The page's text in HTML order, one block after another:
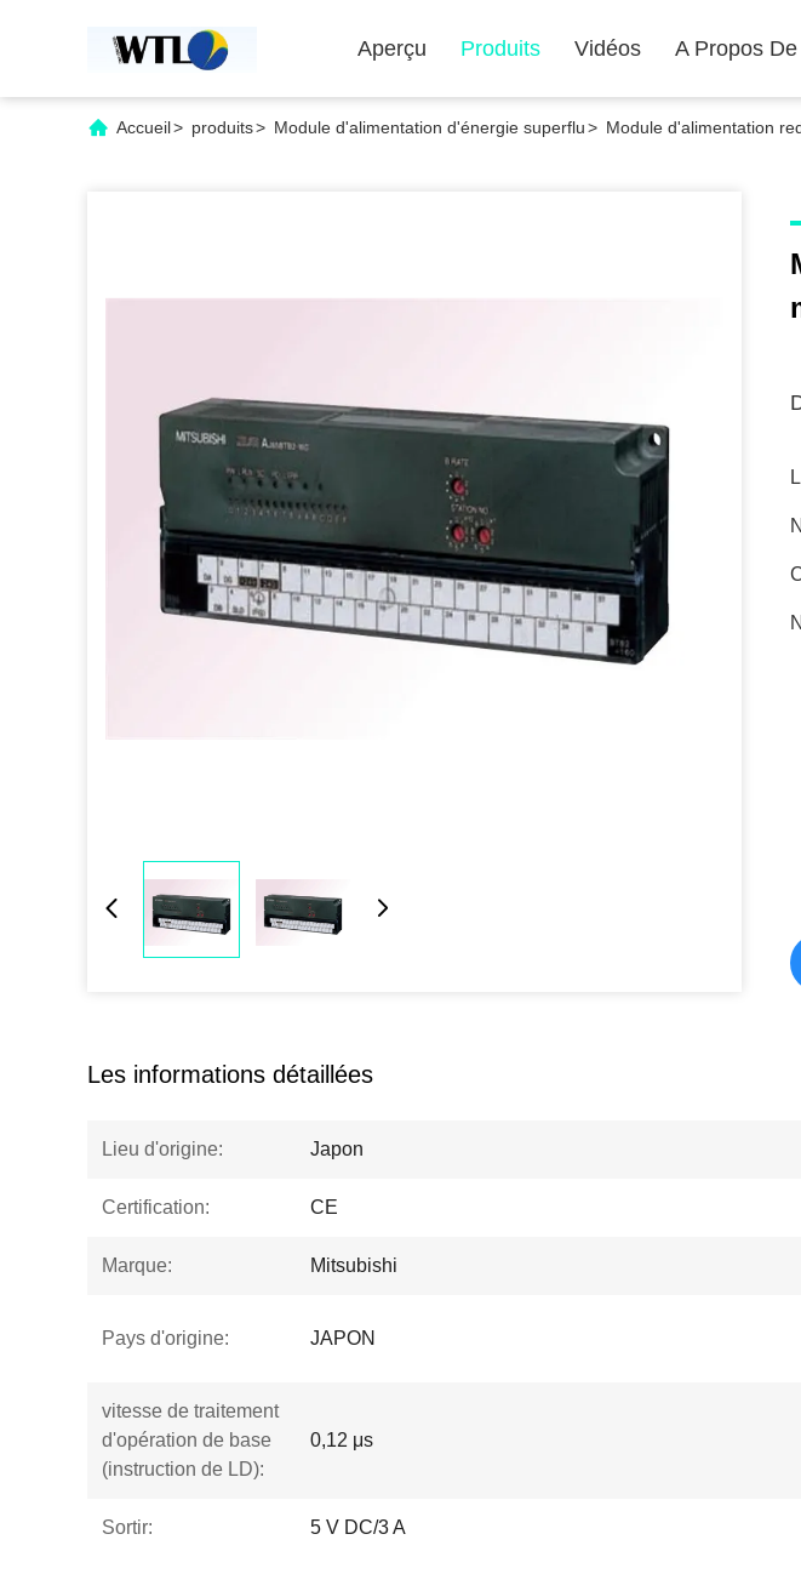
Aperçu Produits Vidéos A Propos
Accueil> produits> Module d'alimentation d'énergie superflu> Module d'alimentation
Les informations détaillées
Lieu d'origine: Japon
Certification: CE
Marque: Mitsubishi
Pays d'origine: JAPON
vitesse de traitement
d'opération de base
(instruction de LD):
0,12 μs
Sortir: 5 V DC/3 A